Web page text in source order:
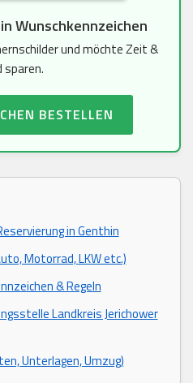
Wunschkennzeichen
und möchte Zeit &
sparen.
BESTELLEN
in Genthin
Motorrad, LKW etc.)
& Regeln
Landkreis Jerichower
Unterlagen, Umzug)